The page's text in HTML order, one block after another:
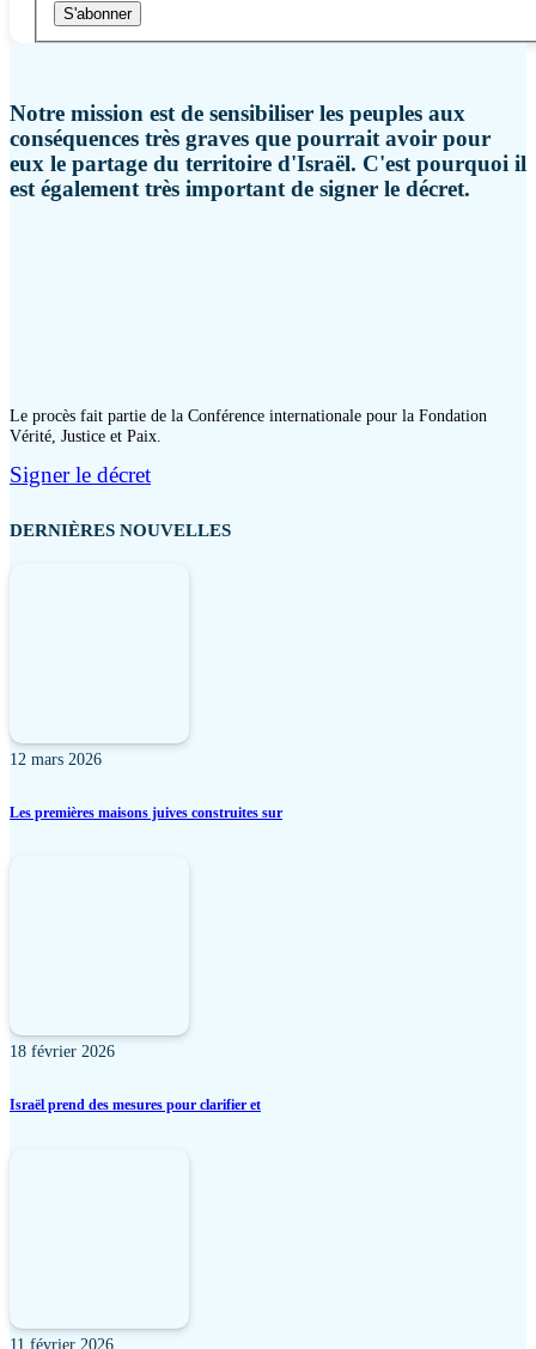
S'abonner
Notre mission est de sensibiliser les peuples aux
conséquences très graves que pourrait avoir pour
eux le partage du territoire d'Israël. C'est pourquoi il
est également très important de signer le décret.
Le procès fait partie de la Conférence internationale pour la Fondation
Vérité, Justice et Paix.
Signer le décret
DERNIÈRES NOUVELLES
12 mars 2026
Les premières maisons juives construites sur
18 février 2026
Israël prend des mesures pour clarifier et
11 février 2026